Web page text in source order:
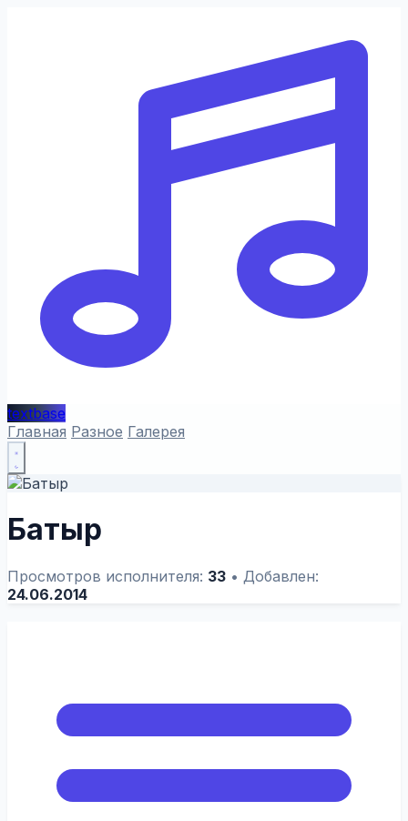
textbase
Главная Разное Галерея
Батыр
Просмотров исполнителя: 33 • Добавлен:
24.06.2014